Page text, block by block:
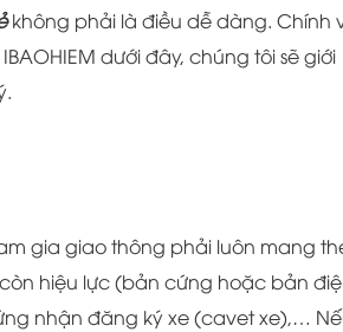
không phải là điều dễ dàng. Chính
dưới đây, chúng tôi sẽ giới
gia giao thông phải luôn mang
hiệu lực (bản cứng hoặc bản
nhận đăng ký xe (cavet xe),…